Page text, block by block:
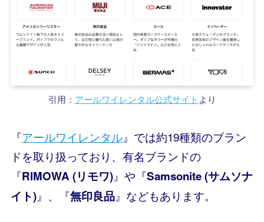
引用： アールワイレンタル公式サイト より
『アールワイレンタル』では約19種類のブラン
ドを取り扱っており、有名ブランドの
『RIMOWA (リモワ)』や『Samsonite (サムソナ
イト)』、『無印良品』などもあります。